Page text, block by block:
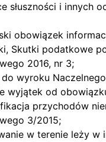
słuszności i innych
obowiązek
Skutki podatkowe
2016, nr 3;
wyroku
wyjątek od
przychodów
3/2015;
w terenie leży w